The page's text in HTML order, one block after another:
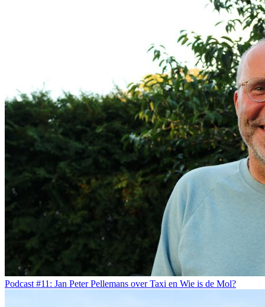
Podcast #11: Jan Peter Pellemans over Taxi en Wie is de Mol?